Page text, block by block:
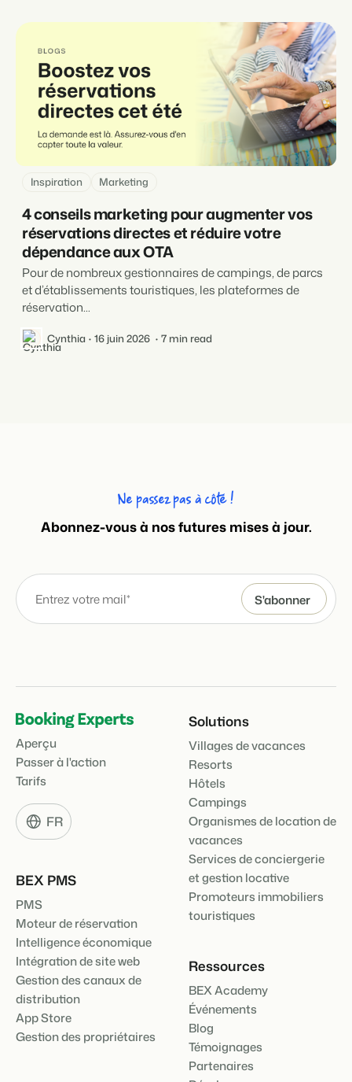
Inspiration Marketing
4 conseils marketing pour augmenter vos
réservations directes et réduire votre
dépendance aux OTA
Pour de nombreux gestionnaires de campings, de parcs
et d’établissements touristiques, les plateformes de
réservation...
Cynthia 16 juin 2026 7 min read
Ne passez pas à côté !
Abonnez-vous à nos futures mises à jour.
Aperçu
Passer à l'action
Tarifs
FR
BEX PMS
PMS
Moteur de réservation
Intelligence économique
Intégration de site web
Gestion des canaux de
distribution
App Store
Gestion des propriétaires
Solutions
Villages de vacances
Resorts
Hôtels
Campings
Organismes de location de
vacances
Services de conciergerie
et gestion locative
Promoteurs immobiliers
touristiques
Ressources
BEX Academy
Événements
Blog
Témoignages
Partenaires